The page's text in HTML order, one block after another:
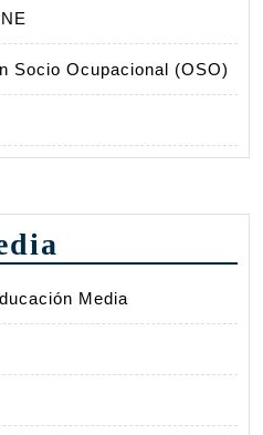
Socio Ocupacional (OSO)
Media